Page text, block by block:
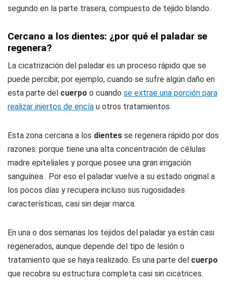
segundo en la parte trasera, compuesto de tejido blando.
Cercano a los dientes: ¿por qué el paladar se
regenera?
La cicatrización del paladar es un proceso rápido que se
puede percibir, por ejemplo, cuando se sufre algún daño en
esta parte del cuerpo o cuando se extrae una porción para
realizar injertos de encía u otros tratamientos.
Esta zona cercana a los dientes se regenera rápido por dos
razones: porque tiene una alta concentración de células
madre epiteliales y porque posee una gran irrigación
sanguínea . Por eso el paladar vuelve a su estado original a
los pocos días y recupera incluso sus rugosidades
características, casi sin dejar marca.
En una o dos semanas los tejidos del paladar ya están casi
regenerados, aunque depende del tipo de lesión o
tratamiento que se haya realizado. Es una parte del cuerpo
que recobra su estructura completa casi sin cicatrices.